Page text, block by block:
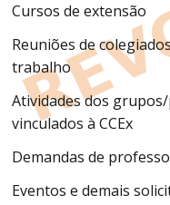
Cursos de extensão
Reuniões de
trabalho
Atividades dos
vinculados à CCEx
Demandas de
Eventos e demais